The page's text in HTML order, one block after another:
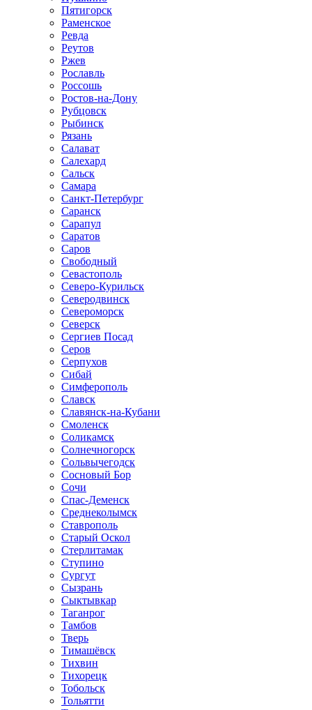
Пятигорск
Раменское
Ревда
Реутов
Ржев
Рославль
Россошь
Ростов-на-Дону
Рубцовск
Рыбинск
Рязань
Салават
Салехард
Сальск
Самара
Санкт-Петербург
Саранск
Сарапул
Саратов
Саров
Свободный
Севастополь
Северо-Курильск
Северодвинск
Североморск
Северск
Сергиев Посад
Серов
Серпухов
Сибай
Симферополь
Славск
Славянск-на-Кубани
Смоленск
Соликамск
Солнечногорск
Сольвычегодск
Сосновый Бор
Сочи
Спас-Деменск
Среднеколымск
Ставрополь
Старый Оскол
Стерлитамак
Ступино
Сургут
Сызрань
Сыктывкар
Таганрог
Тамбов
Тверь
Тимашёвск
Тихвин
Тихорецк
Тобольск
Тольятти